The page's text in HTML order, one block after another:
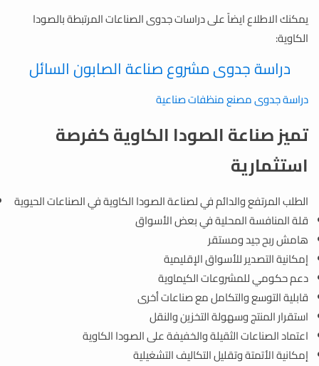
يمكنك الاطلاع ايضاً على دراسات جدوى الصناعات المرتبطة بالصودا
الكاوية:
دراسة جدوى مشروع صناعة الصابون السائل
دراسة جدوى مصنع منظفات صناعية
تميز صناعة الصودا الكاوية كفرصة
استثمارية
الطلب المرتفع والدائم في لصناعة الصودا الكاوية في الصناعات الحيوية
قلة المنافسة المحلية في بعض الأسواق
هامش ربح جيد ومستقر
إمكانية التصدير للأسواق الإقليمية
دعم حكومي للمشروعات الكيماوية
قابلية التوسع والتكامل مع صناعات أخرى
استقرار المنتج وسهولة التخزين والنقل
اعتماد الصناعات الثقيلة والخفيفة على الصودا الكاوية
إمكانية الأتمتة وتقليل التكاليف التشغيلية